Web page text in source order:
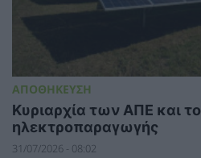
ΑΠΟΘΗΚΕΥΣΗ
Κυριαρχία των ΑΠΕ και
ηλεκτροπαραγωγής
31/07/2026 - 08:02